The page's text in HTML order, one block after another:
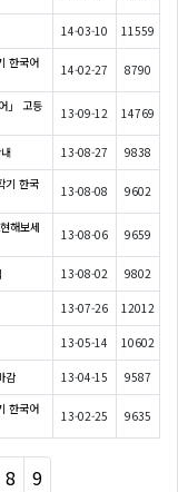
14-03-10 11559
한국어
14-02-27 8790
」 고등
13-09-12 14769
13-08-27 9838
기 한국
13-08-08 9602
해보세
13-08-06 9659
13-08-02 9802
13-07-26 12012
13-05-14 10602
감 13-04-15 9587
한국어
13-02-25 9635
8 9